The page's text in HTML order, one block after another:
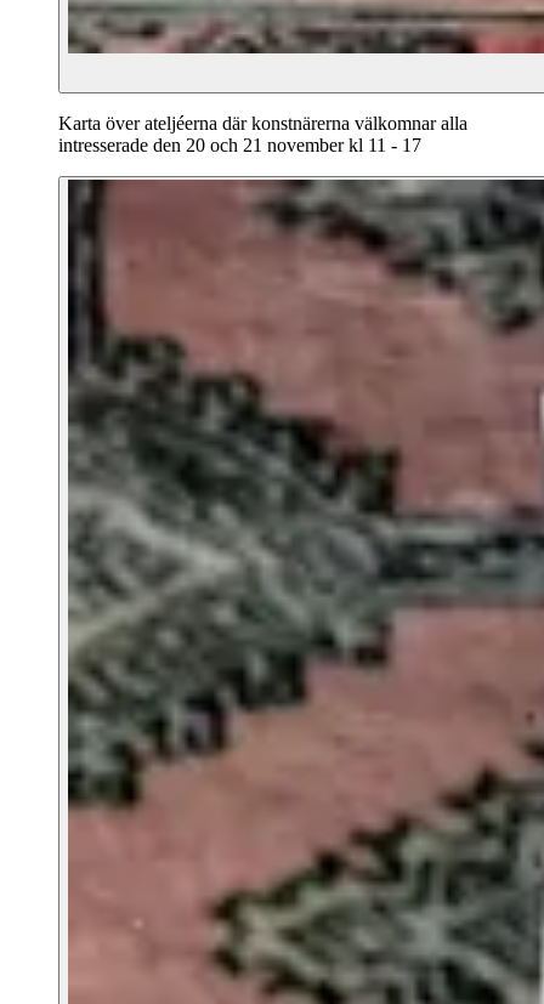
Karta över ateljéerna där konstnärerna välkomnar alla
intresserade den 20 och 21 november kl 11 - 17